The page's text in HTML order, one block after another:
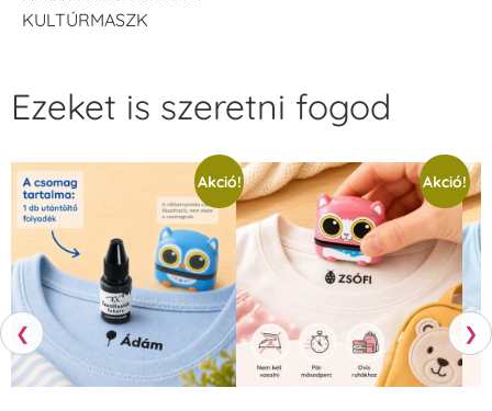
KULTÚRMASZK
❮
Ezeket is szeretni fogod
Akció! Akció!
❯